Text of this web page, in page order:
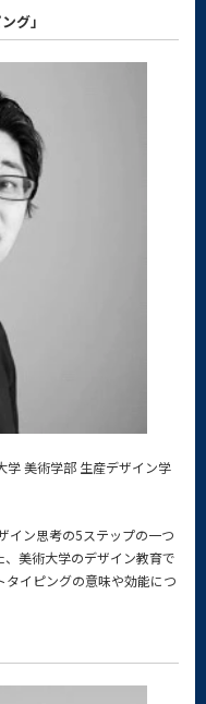
グ」
学 美術学部 生産デザイン学
イン思考の5ステップの一つ
、美術大学のデザイン教育で
イピングの意味や効能につ